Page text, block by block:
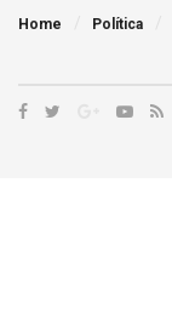
Home Política